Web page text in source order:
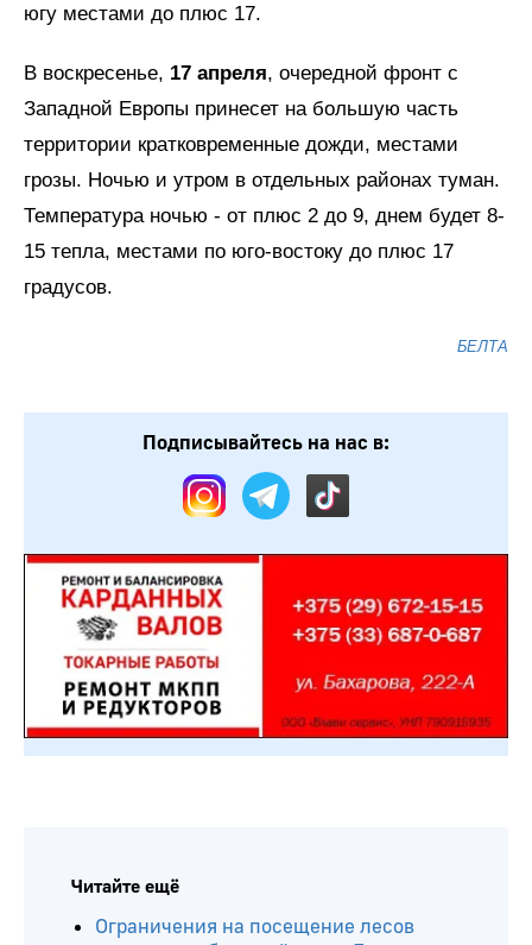
югу местами до плюс 17.
В воскресенье, 17 апреля, очередной фронт с
Западной Европы принесет на большую часть
территории кратковременные дожди, местами
грозы. Ночью и утром в отдельных районах туман.
Температура ночью - от плюс 2 до 9, днем будет 8-
15 тепла, местами по юго-востоку до плюс 17
градусов.
БЕЛТА
Подписывайтесь на нас в:
Читайте ещё
Ограничения на посещение лесов